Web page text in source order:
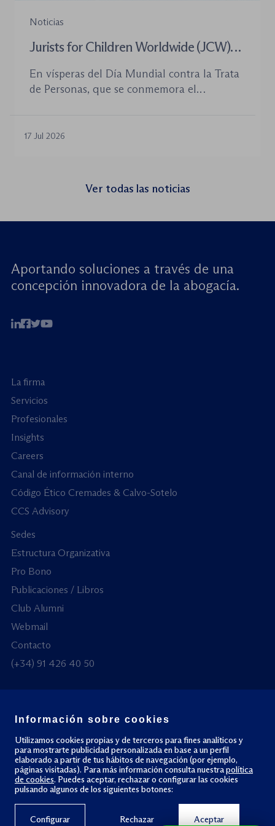
Noticias
Jurists for Children Worldwide (JCW)
para combatir la trata de menores y
defender el Estado de Derecho
En vísperas del Día Mundial contra la Trata
de Personas, que se conmemora el
la World Jurist Association (WJA) y Just
seminario web internacional «Trata de
menores: reforzando la rendición de
17 Jul 2026
Ver todas las noticias
Aportando soluciones a través de una
concepción innovadora de la abogacía.
La firma
Servicios
Profesionales
Insights
Careers
Canal de información interno
Código Ético Cremades & Calvo-Sotelo
CCS Advisory
Sedes
Estructura Organizativa
Pro Bono
Publicaciones / Libros
Club Alumni
Webmail
Contacto
(+34) 91 426 40 50
© Todos los derechos reservados
Política de privacidad Política de cookies
Información sobre cookies
Utilizamos cookies propias y de terceros para fines analíticos y
para mostrarte publicidad personalizada en base a un perfil
elaborado a partir de tus hábitos de navegación (por ejemplo,
páginas visitadas). Para más información consulta nuestrapolítica
de cookies. Puedes aceptar, rechazar o configurar las cookies
pulsando algunos de los siguientes botones:
Aceptar
Configurar Rechazar